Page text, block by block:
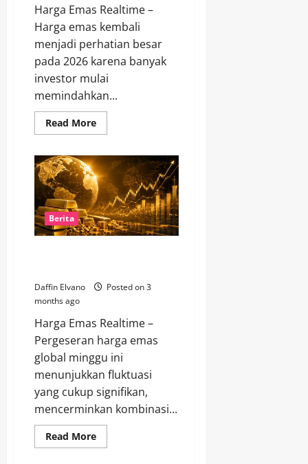
Harga Emas Realtime –
Harga emas kembali
menjadi perhatian besar
pada 2026 karena banyak
investor mulai
memindahkan...
Read MoreRead
more
Harga
Emas
2026
Masih
Bullish,
Investor
Ramai
Beralih
ke
Berita
Daffin Elvano
Posted on 3
months ago
Harga Emas Realtime –
Pergeseran harga emas
global minggu ini
menunjukkan fluktuasi
yang cukup signifikan,
mencerminkan kombinasi...
Read MoreRead
more